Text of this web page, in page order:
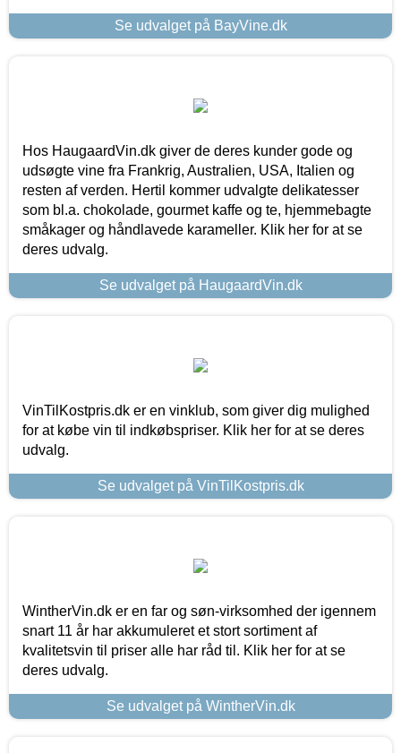
Se udvalget på BayVine.dk
Hos HaugaardVin.dk giver de deres kunder gode og
udsøgte vine fra Frankrig, Australien, USA, Italien og
resten af verden. Hertil kommer udvalgte delikatesser
som bl.a. chokolade, gourmet kaffe og te, hjemmebagte
småkager og håndlavede karameller. Klik her for at se
deres udvalg.
Se udvalget på HaugaardVin.dk
VinTilKostpris.dk er en vinklub, som giver dig mulighed
for at købe vin til indkøbspriser. Klik her for at se deres
udvalg.
Se udvalget på VinTilKostpris.dk
WintherVin.dk er en far og søn-virksomhed der igennem
snart 11 år har akkumuleret et stort sortiment af
kvalitetsvin til priser alle har råd til. Klik her for at se
deres udvalg.
Se udvalget på WintherVin.dk